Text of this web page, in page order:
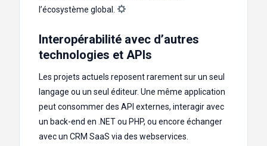
l’écosystème global.
Interopérabilité avec d’autres
technologies et APIs
Les projets actuels reposent rarement sur un seul
langage ou un seul éditeur. Une même application
peut consommer des API externes, interagir avec
un back-end en .NET ou PHP, ou encore échanger
avec un CRM SaaS via des webservices.